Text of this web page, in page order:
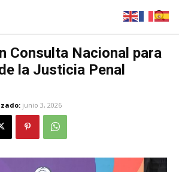
Consulta Nacional para
la Justicia Penal
junio 3, 2026